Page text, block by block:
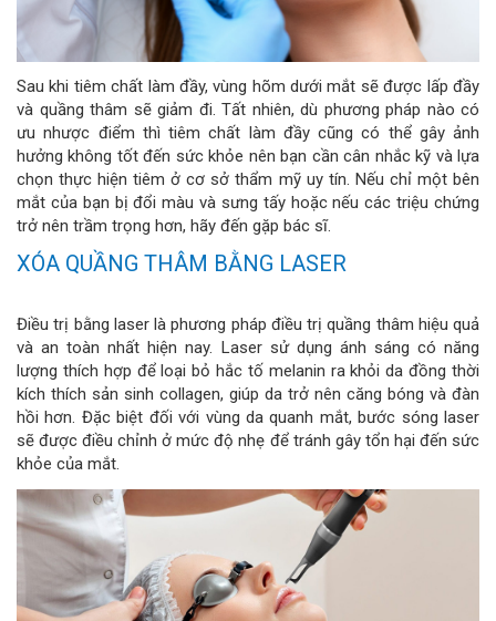
Sau khi tiêm chất làm đầy, vùng hõm dưới mắt sẽ được lấp đầy
và quầng thâm sẽ giảm đi. Tất nhiên, dù phương pháp nào có
ưu nhược điểm thì tiêm chất làm đầy cũng có thể gây ảnh
hưởng không tốt đến sức khỏe nên bạn cần cân nhắc kỹ và lựa
chọn thực hiện tiêm ở cơ sở thẩm mỹ uy tín. Nếu chỉ một bên
mắt của bạn bị đổi màu và sưng tấy hoặc nếu các triệu chứng
trở nên trầm trọng hơn, hãy đến gặp bác sĩ.
XÓA QUẦNG THÂM BẰNG LASER
Điều trị bằng laser là phương pháp điều trị quầng thâm hiệu quả
và an toàn nhất hiện nay. Laser sử dụng ánh sáng có năng
lượng thích hợp để loại bỏ hắc tố melanin ra khỏi da đồng thời
kích thích sản sinh collagen, giúp da trở nên căng bóng và đàn
hồi hơn. Đặc biệt đối với vùng da quanh mắt, bước sóng laser
sẽ được điều chỉnh ở mức độ nhẹ để tránh gây tổn hại đến sức
khỏe của mắt.